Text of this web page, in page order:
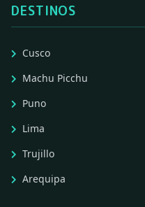
DESTINOS
Cusco
Machu Picchu
Puno
Lima
Trujillo
Arequipa